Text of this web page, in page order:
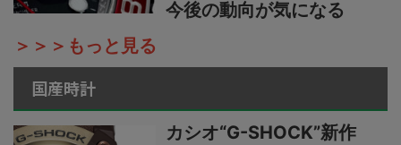
今後の動向が気になる
＞＞＞もっと見る
国産時計
カシオ“G-SHOCK”新作